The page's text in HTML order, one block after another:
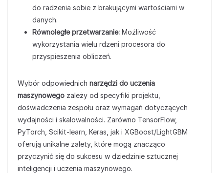
do radzenia sobie z brakującymi wartościami w
danych.
Równoległe przetwarzanie: Możliwość
wykorzystania wielu rdzeni procesora do
przyspieszenia obliczeń.
Wybór odpowiednich narzędzi do uczenia
maszynowego zależy od specyfiki projektu,
doświadczenia zespołu oraz wymagań dotyczących
wydajności i skalowalności. Zarówno TensorFlow,
PyTorch, Scikit-learn, Keras, jak i XGBoost/LightGBM
oferują unikalne zalety, które mogą znacząco
przyczynić się do sukcesu w dziedzinie sztucznej
inteligencji i uczenia maszynowego.